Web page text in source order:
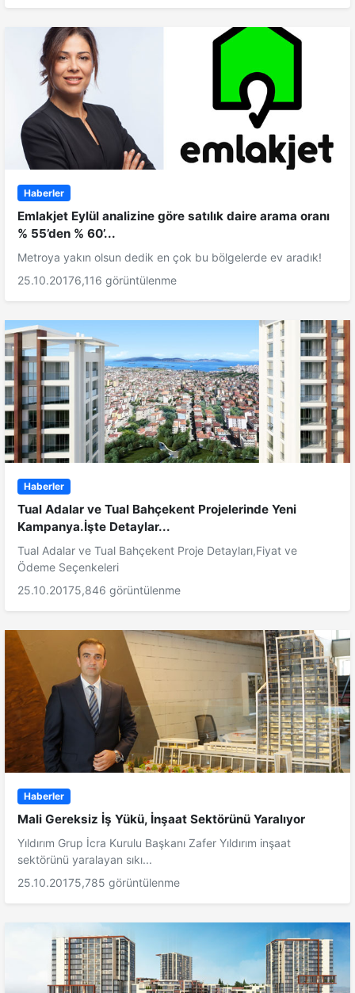
Haberler
Emlakjet Eylül analizine göre satılık daire arama oranı
% 55’den % 60’...
Metroya yakın olsun dedik en çok bu bölgelerde ev aradık!
25.10.20176,116 görüntülenme
Haberler
Tual Adalar ve Tual Bahçekent Projelerinde Yeni
Kampanya.İşte Detaylar...
Tual Adalar ve Tual Bahçekent Proje Detayları,Fiyat ve
Ödeme Seçenkeleri
25.10.20175,846 görüntülenme
Haberler
Mali Gereksiz İş Yükü, İnşaat Sektörünü Yaralıyor
Yıldırım Grup İcra Kurulu Başkanı Zafer Yıldırım inşaat
sektörünü yaralayan sıkı...
25.10.20175,785 görüntülenme